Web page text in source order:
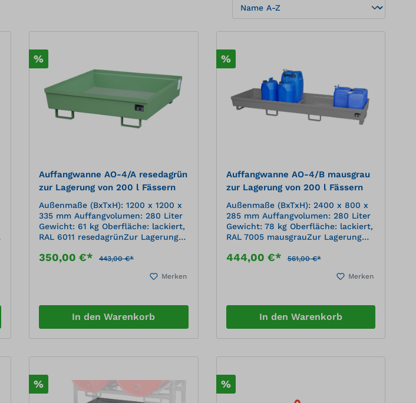
%
Auffangwanne AO-4/A resedagrün
zur Lagerung von 200 l Fässern
Außenmaße (BxTxH): 1200 x 1200 x
335 mm Auffangvolumen: 280 Liter
Gewicht: 61 kg Oberfläche: lackiert,
RAL 6011 resedagrünZur Lagerung
3 mm Stahlblech 100 mm
Ineinander stapelbar Verstärkt
und Gabelstapler Ohne Gitterrost
Mit Übereinstimmungse
350,00 €* 443,00 €*
Merken
In den Warenkorb
%
Auffangwanne AO-4/B mausgrau
zur Lagerung von 200 l Fässern
Außenmaße (BxTxH): 2400 x 800 x
285 mm Auffangvolumen: 280 Liter
Gewicht: 78 kg Oberfläche: lackiert,
RAL 7005 mausgrauZur Lagerung
3 mm Stahlblech 100 mm
Ineinander stapelbar Verstärkt
und Gabelstapler Ohne Gitterrost
Mit Übereinstimmungse
444,00 €* 561,00 €*
Merken
In den Warenkorb
% %